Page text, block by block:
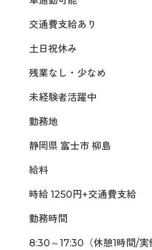
交通費支給あり
土日祝休み
残業なし・少なめ
未経験者活躍中
勤務地
静岡県 富士市 柳島
給料
時給 1250円+交通費支給
勤務時間
8:30～17:30（休憩1時間/